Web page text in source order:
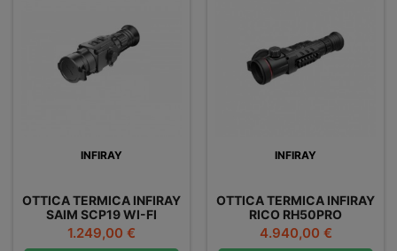
INFIRAY
OTTICA TERMICA INFIRAY
SAIM SCP19 WI-FI
Prezzo
1.249,00 €
INFIRAY
OTTICA TERMICA INFIRAY
RICO RH50PRO
Prezzo
4.940,00 €